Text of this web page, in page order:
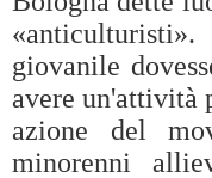
giovanile
avere un'attività
azione del
minorenni